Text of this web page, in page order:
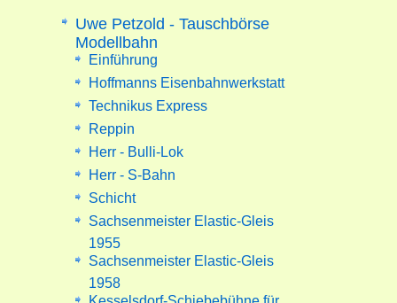
Uwe Petzold - Tauschbörse
Modellbahn
Einführung
Hoffmanns Eisenbahnwerkstatt
Technikus Express
Reppin
Herr - Bulli-Lok
Herr - S-Bahn
Schicht
Sachsenmeister Elastic-Gleis
1955
Sachsenmeister Elastic-Gleis
1958